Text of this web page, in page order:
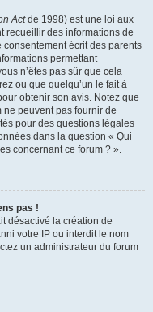
Actde 1998) est une loi aux
recueillir des informations de
écrit des parents
permettant
n’êtes pas sûr que cela
ou que quelqu’un le fait à
obtenir son avis. Notez que
peuvent pas fournir de
pour des questions légales
dans la question « Qui
concernant ce forum ? ».
pas !
désactivé la création de
votre IP ou interdit le nom
un administrateur du forum